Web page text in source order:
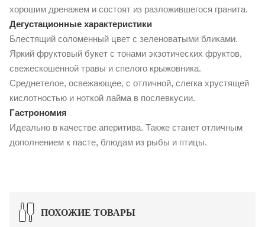
хорошим дренажем и состоят из разложившегося гранита.
Дегустационные характеристики
Блестящий соломенный цвет с зеленоватыми бликами.
Яркий фруктовый букет с тонами экзотических фруктов,
свежескошенной травы и спелого крыжовника.
Среднетелое, освежающее, с отличной, слегка хрустящей
кислотностью и ноткой лайма в послевкусии.
Гастрономия
Идеально в качестве аперитива. Также станет отличным
дополнением к пасте, блюдам из рыбы и птицы.
ПОХОЖИЕ ТОВАРЫ